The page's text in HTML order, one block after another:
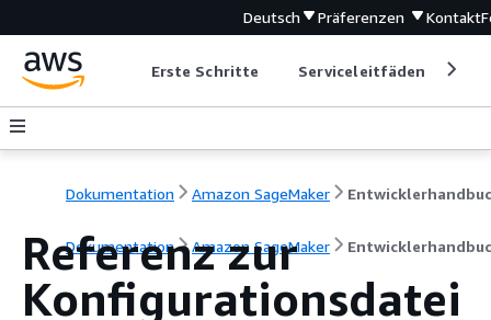
Deutsch Präferenzen Kontakt
Erste Schritte Serviceleitfäden
Dokumentation Amazon SageMaker
Dokumentation Amazon SageMaker
Referenz zur
Konfigurationsdatei